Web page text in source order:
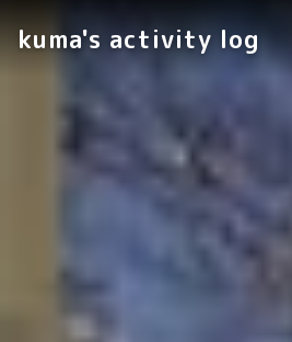
kuma's activity log